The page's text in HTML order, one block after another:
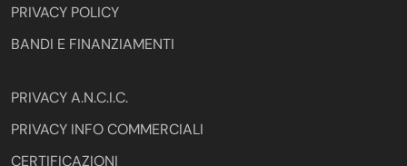
PRIVACY POLICY
BANDI E FINANZIAMENTI
PRIVACY A.N.C.I.C.
PRIVACY INFO COMMERCIALI
CERTIFICAZIONI